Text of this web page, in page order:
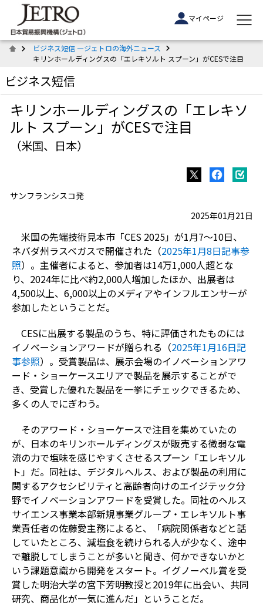
マイページ
ビジネス短信 ―ジェトロの海外ニュース
キリンホールディングスの「エレキソルト スプーン」がCESで注目
ビジネス短信
キリンホールディングスの「エレキソ
ルト スプーン」がCESで注目
（米国、日本）
サンフランシスコ発
2025年01月21日
米国の先端技術見本市「CES 2025」が1月7～10日、
ネバダ州ラスベガスで開催された（2025年1月8日記事参
照）。主催者によると、参加者は14万1,000人超とな
り、 2024年に比べ約2,000人増加したほか、出展者は
4,500以上、 6,000以上のメディアやインフルエンサーが
参加したということだ。
CESに出展する製品のうち、特に評価されたものには
イノベーションアワードが贈られる（2025年1月16日記
事参照）。受賞製品は、展示会場のイノベーションアワ
ード・ショーケースエリアで製品を展示することがで
き、受賞した優れた製品を一挙にチェックできるため、
多くの人でにぎわう。
そのアワード・ショーケースで注目を集めていたの
が、日本のキリンホールディングスが販売する微弱な電
流の力で塩味を感じやすくさせるスプーン「エレキソル
ト」だ。同社は、デジタルヘルス、および製品の利用に
関するアクセシビリティと高齢者向けのエイジテック分
野でイノベーションアワードを受賞した。同社のヘルス
サイエンス事業本部新規事業グループ・エレキソルト事
業責任者の佐藤愛主務によると、「病院関係者などと話
していたところ、減塩食を続けられる人が少なく、途中
で離脱してしまうことが多いと聞き、何かできないかと
いう課題意識から開発をスタート。イグノーベル賞を受
賞した明治大学の宮下芳明教授と2019年に出会い、共同
研究、商品化が一気に進んだ」ということだ。